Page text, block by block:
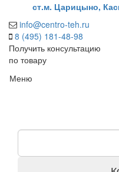
ст.м. Царицыно,
info@centro-teh.ru
8 (495) 181-48-98
Получить консультацию
по товару
Меню